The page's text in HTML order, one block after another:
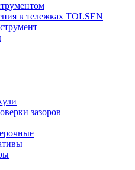
в тележках TOLSEN
зазоров